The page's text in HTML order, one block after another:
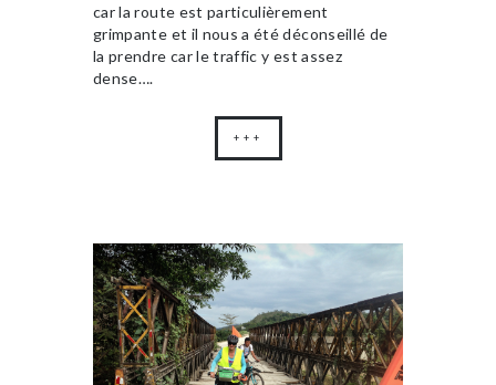
car la route est particulièrement
grimpante et il nous a été déconseillé de
la prendre car le traffic y est assez
dense….
+++